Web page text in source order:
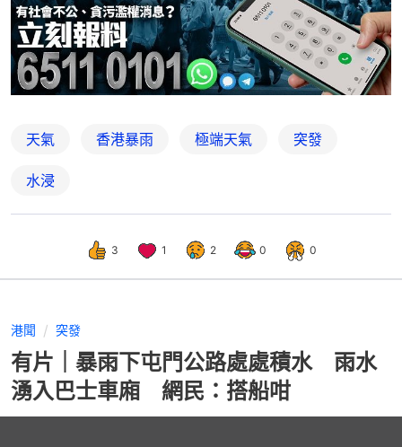
天氣 香港暴雨 極端天氣 突發
水浸
3 1 2 0 0
港聞 突發
有片｜暴雨下屯門公路處處積水 雨水
湧入巴士車廂 網民：搭船咁